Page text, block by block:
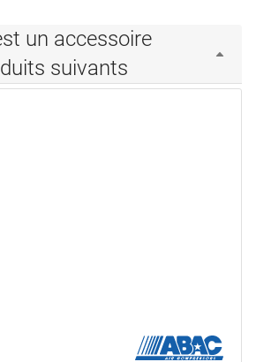
un accessoire
suivants